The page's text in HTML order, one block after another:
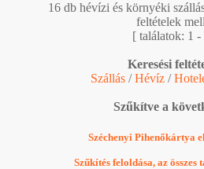
16 db hévízi és környéki
feltételek
[ találatok: 1 -
Keresési
Szállás/Hévíz/
Szűkítve a
Széchenyi Pihenőkártya
Szűkítés feloldása, az összes